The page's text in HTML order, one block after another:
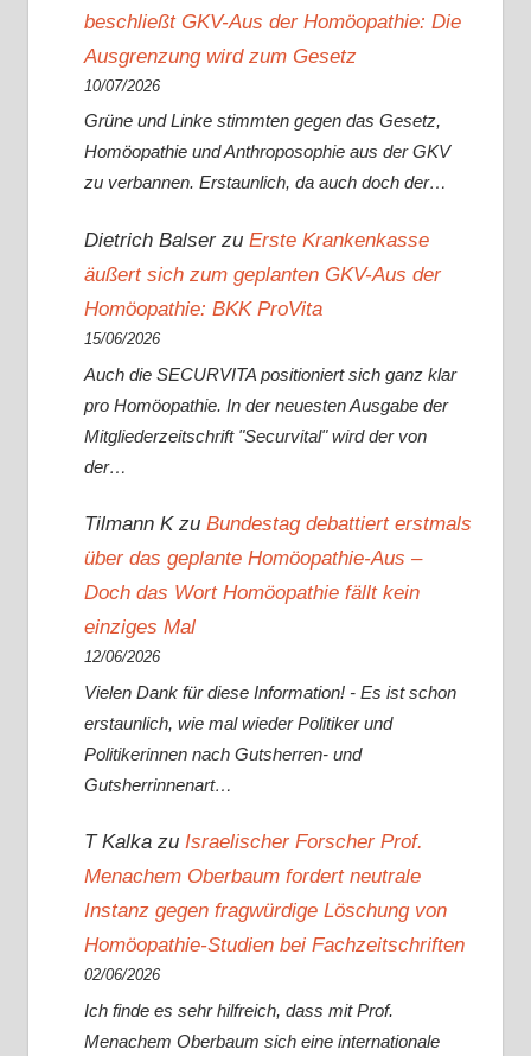
beschließt GKV-Aus der Homöopathie: Die
Ausgrenzung wird zum Gesetz
10/07/2026
Grüne und Linke stimmten gegen das Gesetz,
Homöopathie und Anthroposophie aus der GKV
zu verbannen. Erstaunlich, da auch doch der…
Dietrich Balserzu Erste Krankenkasse
äußert sich zum geplanten GKV-Aus der
Homöopathie: BKK ProVita
15/06/2026
Auch die SECURVITA positioniert sich ganz klar
pro Homöopathie. In der neuesten Ausgabe der
Mitgliederzeitschrift "Securvital" wird der von
der…
Tilmann Kzu Bundestag debattiert erstmals
über das geplante Homöopathie-Aus –
Doch das Wort Homöopathie fällt kein
einziges Mal
12/06/2026
Vielen Dank für diese Information! - Es ist schon
erstaunlich, wie mal wieder Politiker und
Politikerinnen nach Gutsherren- und
Gutsherrinnenart…
T Kalkazu Israelischer Forscher Prof.
Menachem Oberbaum fordert neutrale
Instanz gegen fragwürdige Löschung von
Homöopathie-Studien bei Fachzeitschriften
02/06/2026
Ich finde es sehr hilfreich, dass mit Prof.
Menachem Oberbaum sich eine internationale